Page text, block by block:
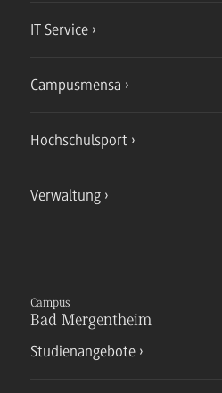
IT Service
Campusmensa
Hochschulsport
Verwaltung
Campus
Bad Mergentheim
Studienangebote